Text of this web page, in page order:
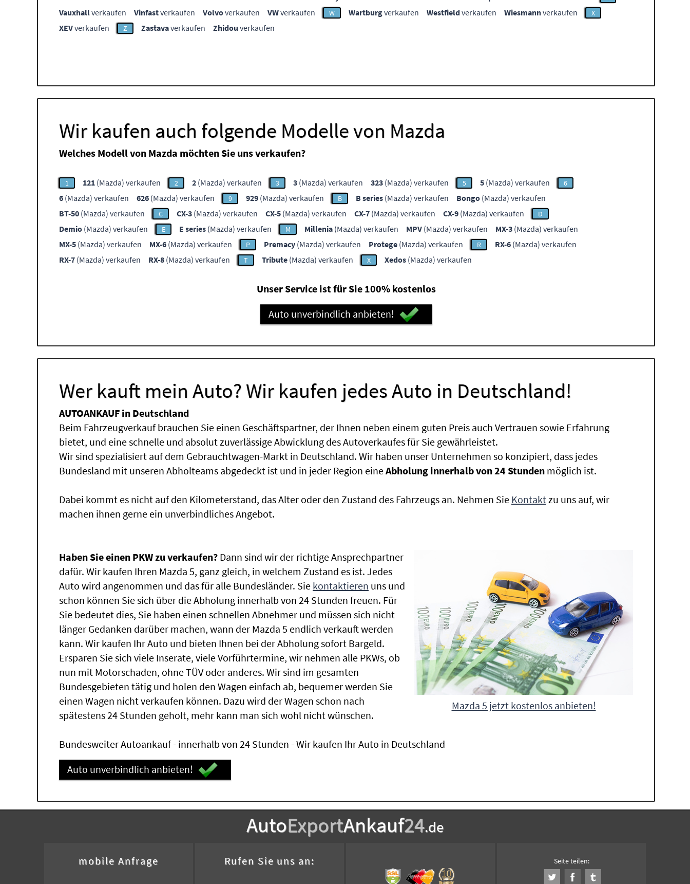
Vauxhallverkaufen Vinfastverkaufen Volvoverkaufen VWverkaufen W Wartburgverkaufen Westfieldverkaufen Wiesmannverkaufen X
XEVverkaufen Z Zastavaverkaufen Zhidou verkaufen
Wir kaufen auch folgende Modelle von Mazda
Welches Modell von Mazda möchten Sie uns verkaufen?
1 121 (Mazda) verkaufen 2 2 (Mazda) verkaufen 3 3 (Mazda) verkaufen 323 (Mazda) verkaufen 5 5 (Mazda) verkaufen 6
6 (Mazda) verkaufen 626 (Mazda) verkaufen 9 929 (Mazda) verkaufen B B series (Mazda) verkaufen Bongo (Mazda) verkaufen
BT-50 (Mazda) verkaufen C CX-3 (Mazda) verkaufen CX-5 (Mazda) verkaufen CX-7 (Mazda) verkaufen CX-9 (Mazda) verkaufen D
Demio (Mazda) verkaufen E E series (Mazda) verkaufen M Millenia (Mazda) verkaufen MPV (Mazda) verkaufen MX-3 (Mazda) verkaufen
MX-5 (Mazda) verkaufen MX-6 (Mazda) verkaufen P Premacy (Mazda) verkaufen Protege (Mazda) verkaufen R RX-6 (Mazda) verkaufen
RX-7 (Mazda) verkaufen RX-8 (Mazda) verkaufen T Tribute (Mazda) verkaufen X Xedos (Mazda) verkaufen
Unser Service ist für Sie 100% kostenlos
Auto unverbindlich anbieten!
Wer kauft mein Auto? Wir kaufen jedes Auto in Deutschland!
AUTOANKAUF in Deutschland
Beim Fahrzeugverkauf brauchen Sie einen Geschäftspartner, der Ihnen neben einem guten Preis auch Vertrauen sowie Erfahrung
bietet, und eine schnelle und absolut zuverlässige Abwicklung des Autoverkaufes für Sie gewährleistet.
Wir sind spezialisiert auf dem Gebrauchtwagen-Markt in Deutschland. Wir haben unser Unternehmen so konzipiert, dass jedes
Bundesland mit unseren Abholteams abgedeckt ist und in jeder Region eineAbholung innerhalb von 24 Stunden möglich ist.
Dabei kommt es nicht auf den Kilometerstand, das Alter oder den Zustand des Fahrzeugs an. Nehmen Sie Kontaktzu uns auf, wir
machen ihnen gerne ein unverbindliches Angebot.
Mazda 5 jetzt kostenlos anbieten!
Haben Sie einen PKW zu verkaufen? Dann sind wir der richtige Ansprechpartner
dafür. Wir kaufen Ihren Mazda 5, ganz gleich, in welchem Zustand es ist. Jedes
Auto wird angenommen und das für alle Bundesländer. Sie kontaktieren uns und
schon können Sie sich über die Abholung innerhalb von 24 Stunden freuen. Für
Sie bedeutet dies, Sie haben einen schnellen Abnehmer und müssen sich nicht
länger Gedanken darüber machen, wann der Mazda 5 endlich verkauft werden
kann. Wir kaufen Ihr Auto und bieten Ihnen bei der Abholung sofort Bargeld.
Ersparen Sie sich viele Inserate, viele Vorführtermine, wir nehmen alle PKWs, ob
nun mit Motorschaden, ohne TÜV oder anderes. Wir sind im gesamten
Bundesgebieten tätig und holen den Wagen einfach ab, bequemer werden Sie
einen Wagen nicht verkaufen können. Dazu wird der Wagen schon nach
spätestens 24 Stunden geholt, mehr kann man sich wohl nicht wünschen.
Bundesweiter Autoankauf - innerhalb von 24 Stunden - Wir kaufen Ihr Auto in Deutschland
Auto unverbindlich anbieten!
AutoExportAnkauf24.de
mobile Anfrage Rufen Sie uns an: Seite teilen: